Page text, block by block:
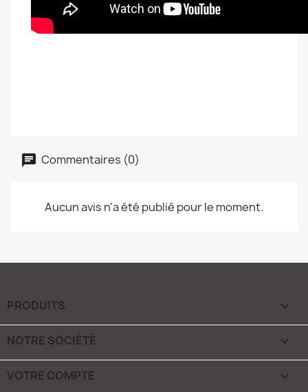
Commentaires (0)
Aucun avis n'a été publié pour le moment.
PRODUITS 
NOTRE SOCIÉTÉ 
VOTRE COMPTE 